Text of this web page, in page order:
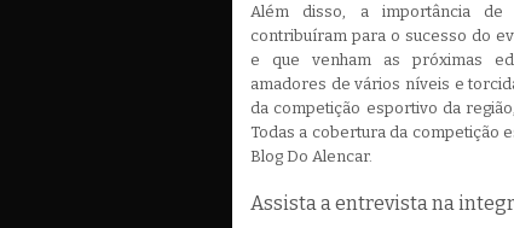
Além disso, a importância de
contribuíram para o sucesso do
e que venham as próximas
amadores de vários níveis e
da competição esportivo da
Todas a cobertura da competição
Blog Do Alencar.
Assista a entrevista na